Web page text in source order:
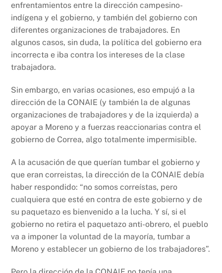
enfrentamientos entre la dirección campesino-
indígena y el gobierno, y también del gobierno con
diferentes organizaciones de trabajadores. En
algunos casos, sin duda, la política del gobierno era
incorrecta e iba contra los intereses de la clase
trabajadora.
Sin embargo, en varias ocasiones, eso empujó a la
dirección de la CONAIE (y también la de algunas
organizaciones de trabajadores y de la izquierda) a
apoyar a Moreno y a fuerzas reaccionarias contra el
gobierno de Correa, algo totalmente impermisible.
A la acusación de que querían tumbar el gobierno y
que eran correistas, la dirección de la CONAIE debía
haber respondido: “no somos correístas, pero
cualquiera que esté en contra de este gobierno y de
su paquetazo es bienvenido a la lucha. Y sí, si el
gobierno no retira el paquetazo anti-obrero, el pueblo
va a imponer la voluntad de la mayoría, tumbar a
Moreno y establecer un gobierno de los trabajadores”.